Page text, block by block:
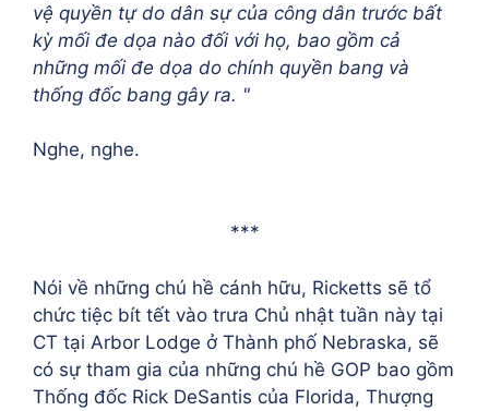
vệ quyền tự do dân sự của công dân trước bất
kỳ mối đe dọa nào đối với họ, bao gồm cả
những mối đe dọa do chính quyền bang và
thống đốc bang gây ra. "
Nghe, nghe.
***
Nói về những chú hề cánh hữu, Ricketts sẽ tổ
chức tiệc bít tết vào trưa Chủ nhật tuần này tại
CT tại Arbor Lodge ở Thành phố Nebraska, sẽ
có sự tham gia của những chú hề GOP bao gồm
Thống đốc Rick DeSantis của Florida, Thượng